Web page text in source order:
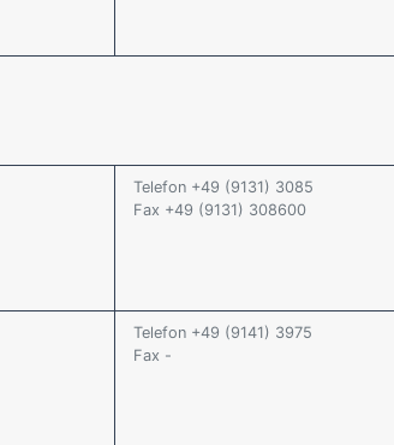
Telefon +49 (9131) 3085
Fax +49 (9131) 308600
Telefon +49 (9141) 3975
Fax -